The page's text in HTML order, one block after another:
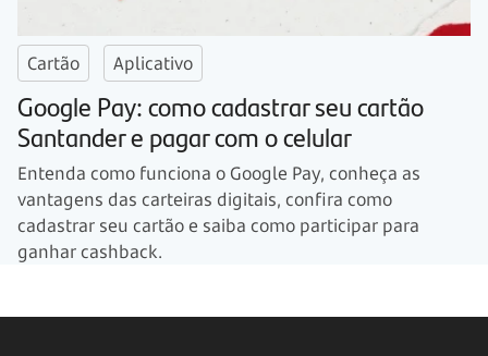
Cartão Aplicativo
Google Pay: como cadastrar seu cartão
Santander e pagar com o celular
Entenda como funciona o Google Pay, conheça as
vantagens das carteiras digitais, confira como
cadastrar seu cartão e saiba como participar para
ganhar cashback.